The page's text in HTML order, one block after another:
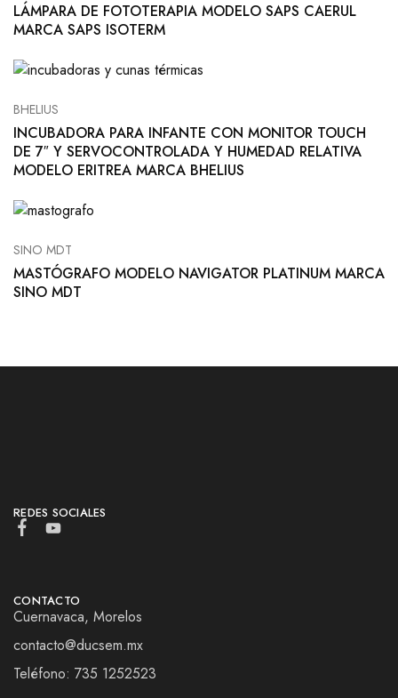
LÁMPARA DE FOTOTERAPIA MODELO SAPS CAERUL
MARCA SAPS ISOTERM
BHELIUS
INCUBADORA PARA INFANTE CON MONITOR TOUCH
DE 7″ Y SERVOCONTROLADA Y HUMEDAD RELATIVA
MODELO ERITREA MARCA BHELIUS
SINO MDT
MASTÓGRAFO MODELO NAVIGATOR PLATINUM MARCA
SINO MDT
REDES SOCIALES
CONTACTO
Cuernavaca, Morelos
contacto@ducsem.mx
Teléfono: 735 1252523